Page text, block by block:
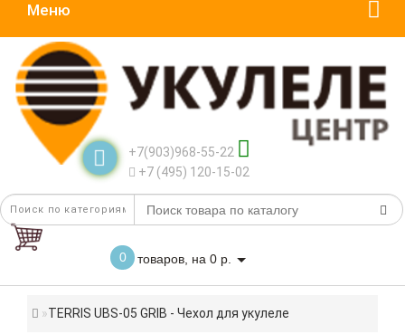
Меню
+7(903)968-55-22
+7 (495) 120-15-02
0 товаров, на 0 р.
TERRIS UBS-05 GRIB - Чехол для укулеле